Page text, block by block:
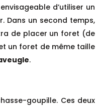
d’utiliser un
Dans un second temps,
de placer un foret (de
un foret de même taille
.
goupille. Ces deux